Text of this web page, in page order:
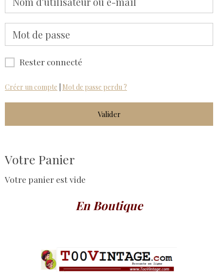
Rester connecté
Créer un compte Mot de passe perdu ?
Valider
Votre Panier
Votre panier est vide
En Boutique